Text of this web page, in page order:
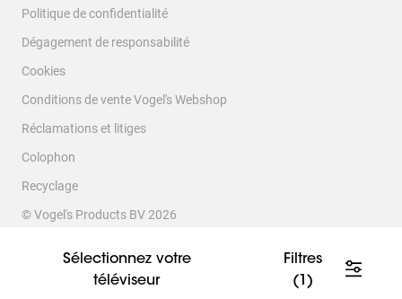
Sélectionnez votre
téléviseur
Filtres
(1)
Politique de confidentialité
Dégagement de responsabilité
Cookies
Conditions de vente Vogel's Webshop
Réclamations et litiges
Colophon
Recyclage
© Vogel's Products BV2026